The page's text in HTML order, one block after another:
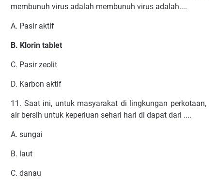
membunuh virus adalah membunuh virus adalah....
A. Pasir aktif
B. Klorin tablet
C. Pasir zeolit
D. Karbon aktif
11. Saat ini, untuk masyarakat di lingkungan perkotaan,
air bersih untuk keperluan sehari hari di dapat dari ....
A. sungai
B. laut
C. danau